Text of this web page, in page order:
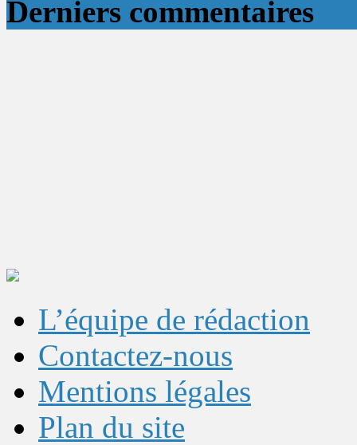
Derniers commentaires
L’équipe de rédaction
Contactez-nous
Mentions légales
Plan du site